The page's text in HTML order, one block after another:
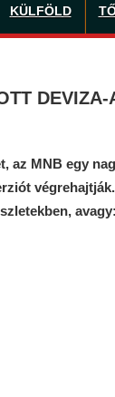
KÜLFÖLD
az MNB egy